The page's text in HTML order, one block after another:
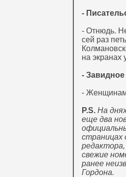
-
- Отнюдь.
сей раз
на экранах
- Завидное
- Женщинам
P.S. На
еще два
страницах
свежие
ранее
Гордона.